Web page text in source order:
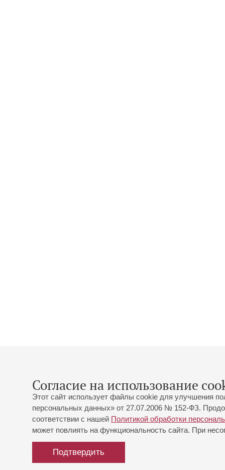
Согласие на использование
Этот сайт использует файлы cookie для улучшения
персональных данных» от 27.07.2006 № 152-ФЗ.
соответствии с нашей Политикой обработки
может повлиять на функциональность сайта. При
Подтвердить